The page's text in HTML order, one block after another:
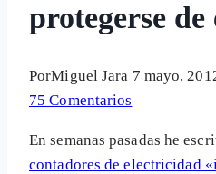
protegerse de
PorMiguel Jara 7 mayo,
75 Comentarios
En semanas pasadas he
contadores de electricidad